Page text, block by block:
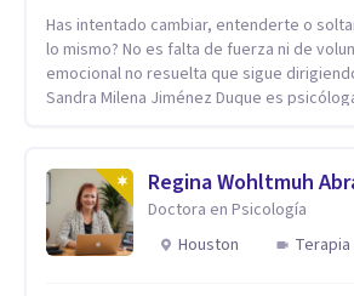
Has intentado cambiar, entenderte o
lo mismo? No es falta de fuerza ni de
emocional no resuelta que sigue dirigiendo tu
Sandra Milena Jiménez Duque es
ansiedad, la baja autoestima, la
conflictos de pareja. Ha trabajado con pacientes en
diferentes países, acompañando
enfoque terapéutico se diferencia por una
Regina Wohltmuh
Doctora en Psicología
Houston